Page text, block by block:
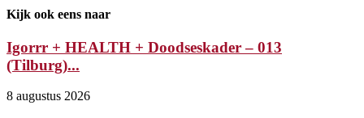
Kijk ook eens naar
Igorrr + HEALTH + Doodseskader – 013
(Tilburg)...
8 augustus 2026